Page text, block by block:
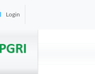
Login